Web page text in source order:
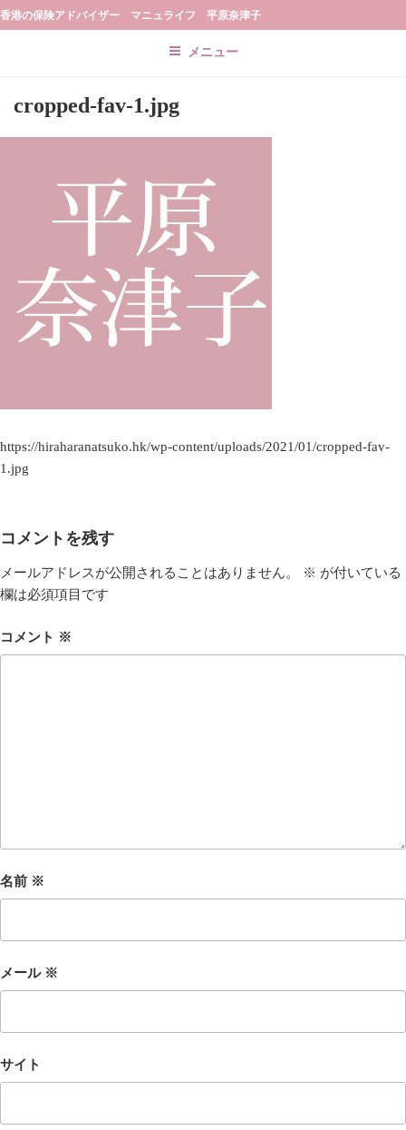
Skip
to
香港の保険アドバイザー マニュライフ 平原奈津子
メニュー
cropped-fav-1.jpg
https://hiraharanatsuko.hk/wp-content/uploads/2021/01/cropped-fav-
1.jpg
コメントを残す
メールアドレスが公開されることはありません。 ※ が付いている
欄は必須項目です
コメント ※
名前 ※
メール ※
サイト